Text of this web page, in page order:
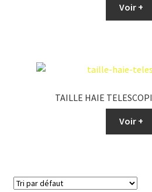
Voir +
TAILLE HAIE
Voir +